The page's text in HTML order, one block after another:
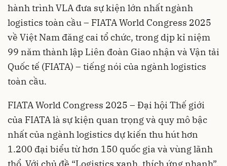
hành trình VLA đưa sự kiện lớn nhất ngành
logistics toàn cầu – FIATA World Congress 2025
về Việt Nam đăng cai tổ chức, trong dịp kỉ niệm
99 năm thành lập Liên đoàn Giao nhận và Vận tải
Quốc tế (FIATA) – tiếng nói của ngành logistics
toàn cầu.
FIATA World Congress 2025 – Đại hội Thế giới
của FIATA là sự kiện quan trọng và quy mô bậc
nhất của ngành logistics dự kiến thu hút hơn
1.200 đại biểu từ hơn 150 quốc gia và vùng lãnh
thổ. Với chủ đề “Logistics xanh, thích ứng nhanh”,